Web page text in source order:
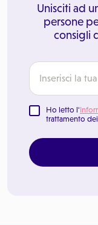
Unisciti ad
persone
consigli
Ho letto l'
trattamento